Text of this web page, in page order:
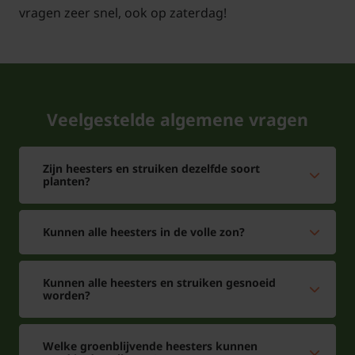
vragen zeer snel, ook op zaterdag!
Veelgestelde algemene vragen
Zijn heesters en struiken dezelfde soort
planten?
Kunnen alle heesters in de volle zon?
Kunnen alle heesters en struiken gesnoeid
worden?
Welke groenblijvende heesters kunnen